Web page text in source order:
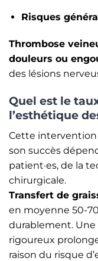
Risques
Thrombose
douleurs ou
des lésions
Quel est le
l’esthétique
Cette intervention
son succès
patient·es, de la
chirurgicale.
Transfert de
en moyenne 50-
durablement. Une
rigoureux
raison du risque